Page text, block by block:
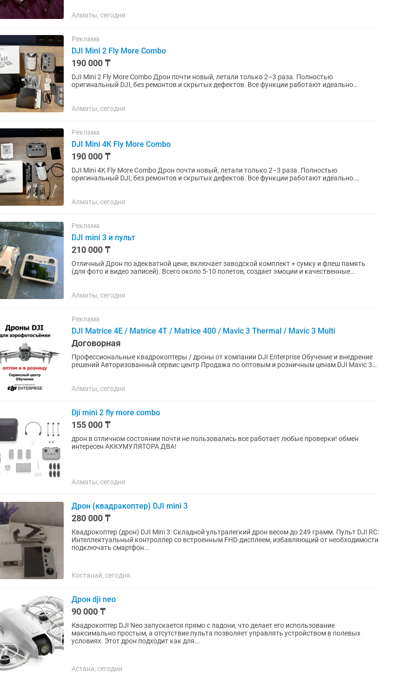
Алматы, сегодня
Реклама
DJI Mini 2 Fly More Combo
190 000 ₸
DJI Mini 2 Fly More Combo Дрон почти новый, летали только 2–3 раза. Полностью
оригинальный DJI, без ремонтов и скрытых дефектов. Все функции работают идеально
Алматы, сегодня
Реклама
DJI Mini 4K Fly More Combo
190 000 ₸
DJI Mini 4K Fly More Combo Дрон почти новый, летали только 2–3 раза. Полностью
оригинальный DJI, без ремонтов и скрытых дефектов. Все функции работают идеально.
Алматы, сегодня
Реклама
DJI mini 3 и пульт
210 000 ₸
Отличный Дрон по адекватной цене, включает заводской комплект + сумку и флеш память
(для фото и видео записей). Всего около 5-10 полетов, создает эмоции и качественные
Алматы, сегодня
Реклама
DJI Matrice 4E / Matrice 4T / Matrice 400 / Mavic 3 Thermal / Mavic 3 Multi
Договорная
Профессиональные квадрокоптеры / дроны от компании DJI Enterprise Обучение и внедрение
решений Авторизованный сервис центр Продажа по оптовым и розничным ценам DJI Mavic 3
Алматы, сегодня
Dji mini 2 fly more combo
155 000 ₸
дрон в отличном состоянии почти не пользовались все работает любые проверки! обмен
интересен АККУМУЛЯТОРА ДВА!
Алматы, сегодня
Дрон (квадракоптер) DJI mini 3
280 000 ₸
Квадрокоптер (дрон) DJI Mini 3: Складной ультралегкий дрон весом до 249 грамм. Пульт DJI RC:
Интеллектуальный контроллер со встроенным FHD-дисплеем, избавляющий от необходимости
подключать смартфон...
Костанай, сегодня
Дрон dji neo
90 000 ₸
Квадрокоптер DJI Neo запускается прямо с ладони, что делает его использование
максимально простым, а отсутствие пульта позволяет управлять устройством в полевых
условиях. Этот дрон подходит как для...
Астана, сегодня